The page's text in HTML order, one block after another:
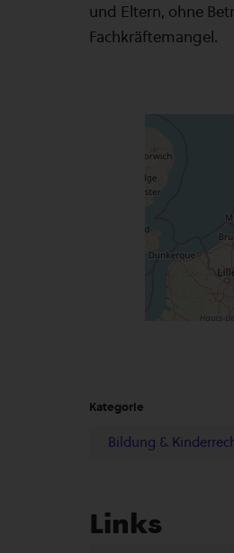
und Eltern, ohne
Fachkräftemangel.
Kategorie
Bildung &
Links